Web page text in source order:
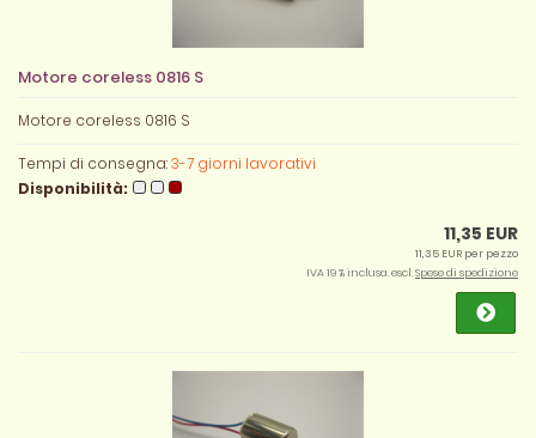
Motore coreless 0816 S
Motore coreless 0816 S
Tempi di consegna:3-7 giorni lavorativi
Disponibilità:
11,35 EUR
11,35 EUR per pezzo
IVA 19 % inclusa. escl.Spese di spedizione